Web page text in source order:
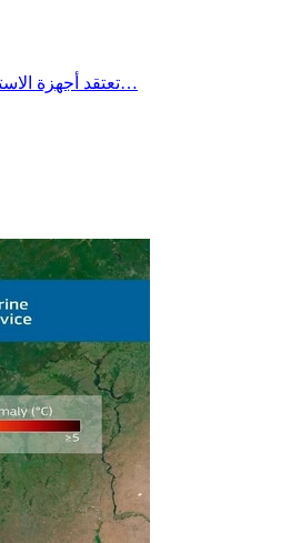
تعتقد أجهزة الاستخبارات الإسرائيلية أن إيران نقلت آلاف أجهزة الطرد المركزي المستخدمة في تخصيب اليورانيوم إلى أنفاق محفورة في أعماق جبل خلال الخريف الماضي، وفق ما نقلته…